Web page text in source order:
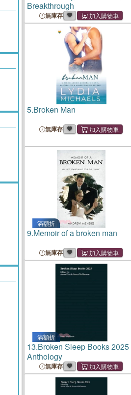
Breakthrough
無庫存
5.Broken Man
無庫存
滿額折
9.Memoir of a broken man
無庫存
滿額折
13.Broken Sleep Books 2025
Anthology
無庫存